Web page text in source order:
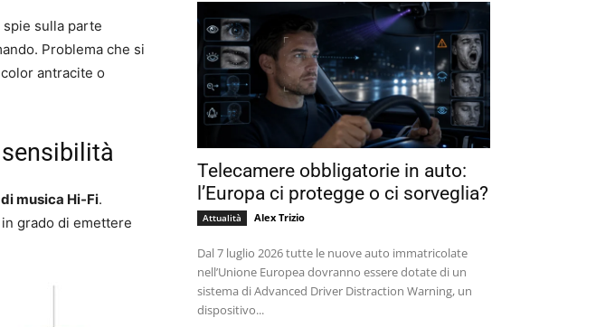
spie sulla parte
Problema che si
antracite o
musica Hi-Fi.
grado di emettere
Telecamere obbligatorie in auto:
l’Europa ci protegge o ci sorveglia?
Attualità Alex Trizio
Dal 7 luglio 2026 tutte le nuove auto immatricolate
nell’Unione Europea dovranno essere dotate di un
sistema di Advanced Driver Distraction Warning, un
dispositivo...